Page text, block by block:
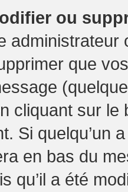
ou
que
cliquant sur le
Si quelqu’un
en bas du
qu’il a été